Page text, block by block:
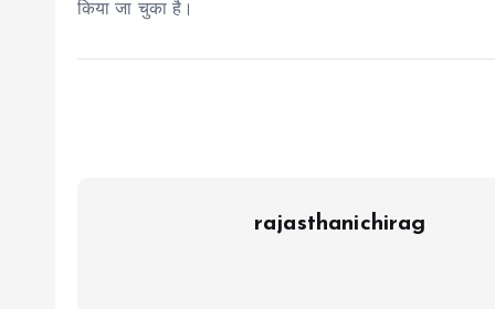
किया जा चुका है।
rajasthanichirag